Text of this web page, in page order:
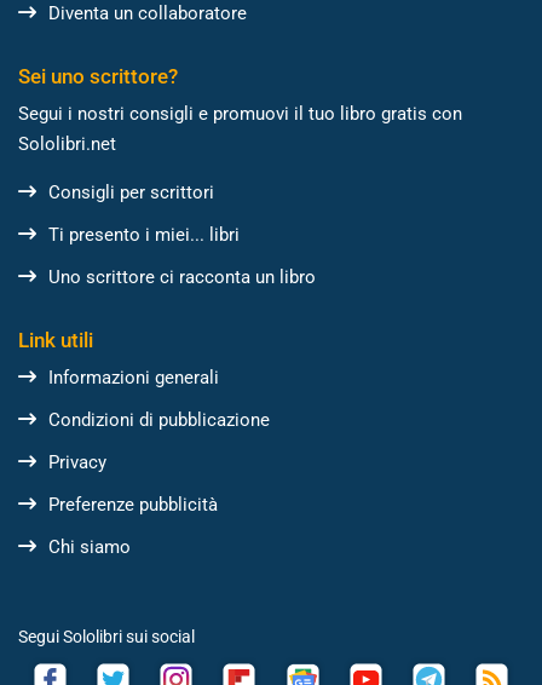
Diventa un collaboratore
Sei uno scrittore?
Segui i nostri consigli e promuovi il tuo libro gratis con
Sololibri.net
Consigli per scrittori
Ti presento i miei... libri
Uno scrittore ci racconta un libro
Link utili
Informazioni generali
Condizioni di pubblicazione
Privacy
Preferenze pubblicità
Chi siamo
Segui Sololibri sui social